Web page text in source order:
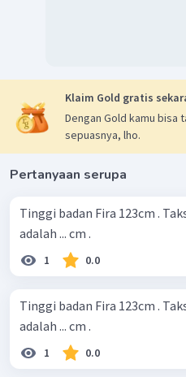
Klaim Gold gratis
Dengan Gold kamu bisa
sepuasnya, lho.
Pertanyaan serupa
Tinggi badan Fira 123cm .
adalah ... cm .
1 0.0
Tinggi badan Fira 123cm .
adalah ... cm .
1 0.0